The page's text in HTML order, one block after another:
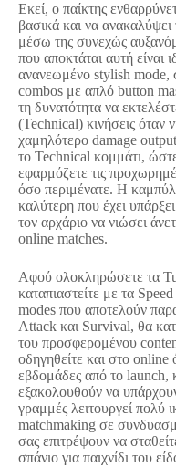
Εκεί, ο παίκτης
βασικά και να
μέσω της συνεχώς
που αποκτάται αυτή είναι
ανανεωμένο stylish mode,
combos με απλό button
τη δυνατότητα να
(Technical) κινήσεις όταν
χαμηλότερο damage
το Technical κομμάτι,
εφαρμόζετε τις
όσο περιμένατε. Η
καλύτερη που έχει
τον αρχάριο να νιώσει
online matches.
Αφού ολοκληρώσετε τα
καταπιαστείτε με τα
modes που αποτελούν
Attack και Survival, θα
του προσφερομένου
οδηγηθείτε και στο online
εβδoμάδες από το launch,
εξακολουθούν να
γραμμές λειτουργεί πολύ
matchmaking σε
σας επιτρέψουν να
σπάνιο για παιχνίδι του